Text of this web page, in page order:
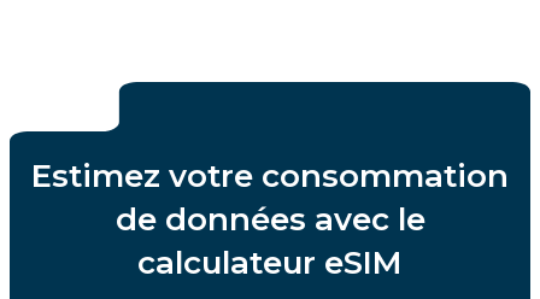
Estimez votre consommation
de données avec le
calculateur eSIM